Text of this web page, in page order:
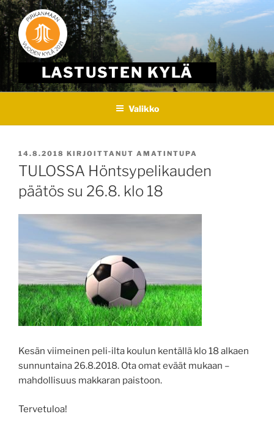
Skip
to
content
LASTUSTEN KYLÄ
Valikko
JULKAISTU
14.8.2018 KIRJOITTANUT AMATINTUPA
TULOSSA Höntsypelikauden
päätös su 26.8. klo 18
Kesän viimeinen peli-ilta koulun kentällä klo 18 alkaen
sunnuntaina 26.8.2018. Ota omat eväät mukaan –
mahdollisuus makkaran paistoon.
Tervetuloa!